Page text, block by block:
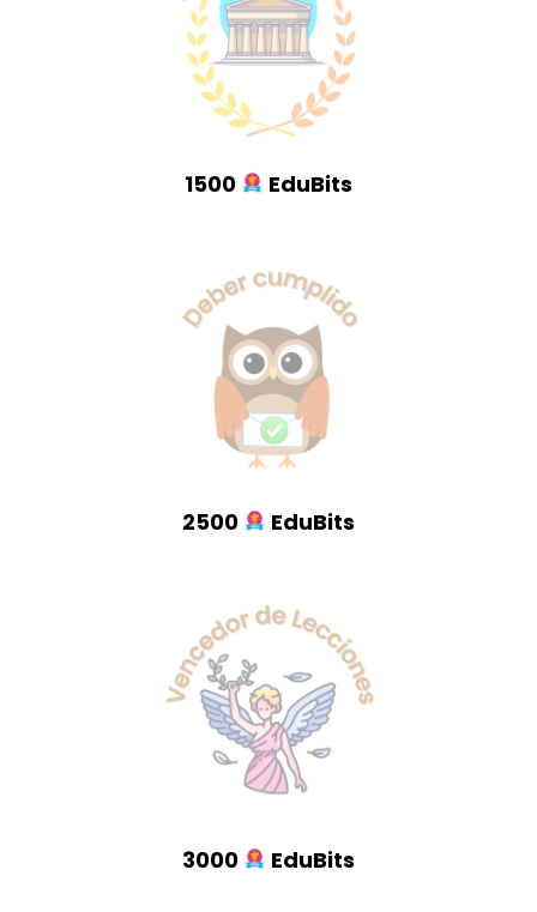
1500 EduBits
2500 EduBits
3000 EduBits